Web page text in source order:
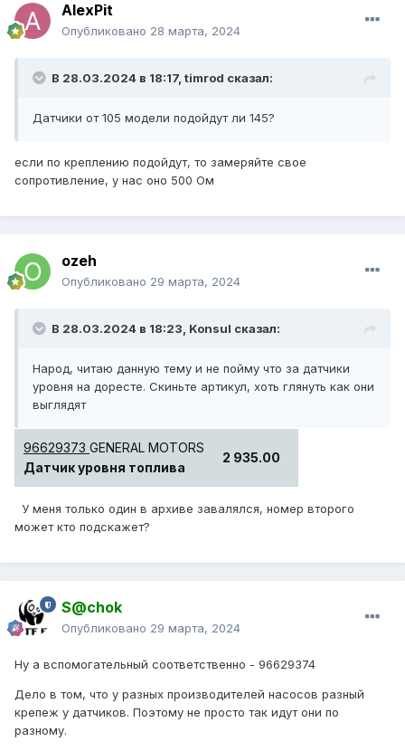
AlexPit
Опубликовано 28 марта, 2024
В 28.03.2024 в 18:17, timrod сказал:
Датчики от 105 модели подойдут ли 145?
если по креплению подойдут, то замеряйте свое
сопротивление, у нас оно 500 Ом
ozeh
Опубликовано 29 марта, 2024
В 28.03.2024 в 18:23, Konsul сказал:
Народ, читаю данную тему и не пойму что за датчики
уровня на доресте. Скиньте артикул, хоть глянуть как они
выглядят
96629373 GENERAL MOTORS
Датчик уровня топлива
2 935.00
У меня только один в архиве завалялся, номер второго
может кто подскажет?
S@chok
Опубликовано 29 марта, 2024
Ну а вспомогательный соответственно - 96629374
Дело в том, что у разных производителей насосов разный
крепеж у датчиков. Поэтому не просто так идут они по
разному.